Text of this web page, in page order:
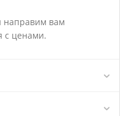
направим вам
с ценами.